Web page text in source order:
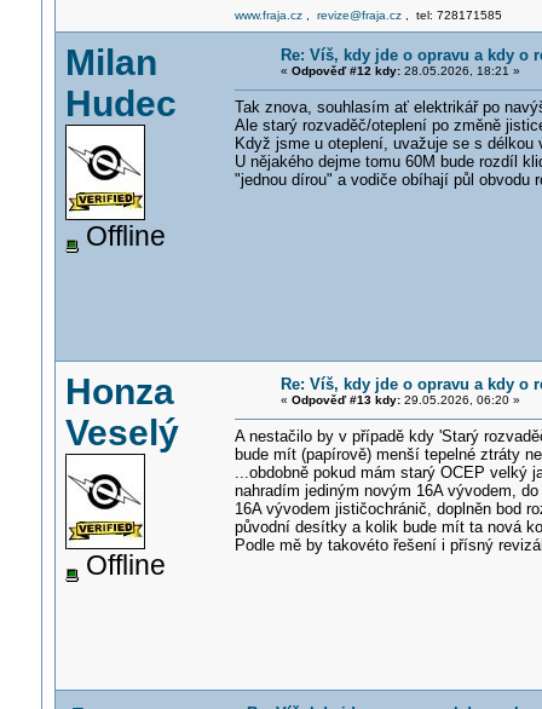
www.fraja.cz, revize@fraja.cz, tel: 728171585
Milan
Hudec
Offline
Re: Víš, kdy jde o opravu a kdy o
« Odpověď #12 kdy:28.05.2026, 18:21 »
Tak znova, souhlasím ať elektrikář po
Ale starý rozvaděč/oteplení po změně
Když jsme u oteplení, uvažuje se s délkou
U nějakého dejme tomu 60M bude rozdíl
"jednou dírou" a vodiče obíhají půl obvodu
Honza
Veselý
Offline
Re: Víš, kdy jde o opravu a kdy o
« Odpověď #13 kdy:29.05.2026, 06:20 »
A nestačilo by v případě kdy 'Starý
bude mít (papírově) menší tepelné ztráty
...obdobně pokud mám starý OCEP velký
nahradím jediným novým 16A vývodem,
16A vývodem jističochránič, doplněn bod
původní desítky a kolik bude mít ta nová
Podle mě by takovéto řešení i přísný